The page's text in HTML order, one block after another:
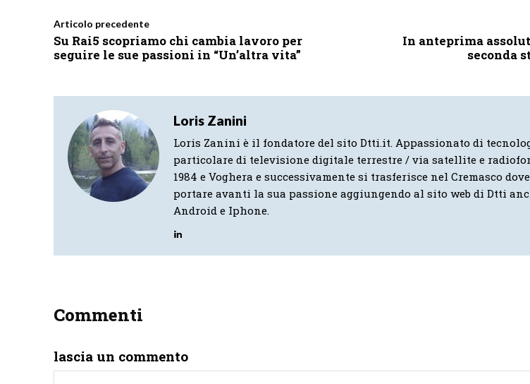
Articolo precedente
Su Rai5 scopriamo chi cambia lavoro per
seguire le sue passioni in “Un’altra vita”
In anteprima
seconda
Loris Zanini
Loris Zanini è il fondatore del sito Dtti.it. Appassionato di
particolare di televisione digitale terrestre / via satellite e
1984 e Voghera e successivamente si trasferisce nel Cremasco
portare avanti la sua passione aggiungendo al sito web di Dtti
Android e Iphone.
Commenti
lascia un commento